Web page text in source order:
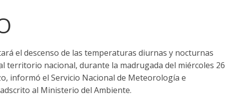
el descenso de las temperaturas diurnas y nocturnas
territorio nacional, durante la madrugada del miércoles 26
informó el Servicio Nacional de Meteorología e
al Ministerio del Ambiente.